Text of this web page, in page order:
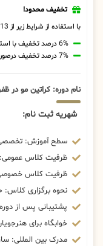
تخفیف محدود!
با استفاده از شرایط زیر از 13 درصد تخفیف بهره مند شوید.
6% درصد تخفیف با استفاده از کد تخفیف 20806
7% درصد تخفیف درصورت پرداخت شهریه با رمزارز
نام دوره: کراتین مو در
شهریه ثبت نام:
سطح آموزش: تخصصی
ظرفیت کلاس عمومی: 10
ظرفیت کلاس خصوصی: 3
نحوه برگزاری کلاس:
پشتیبانی پس از دوره: 90
خوابگاه برای
مدرک بین المللی: